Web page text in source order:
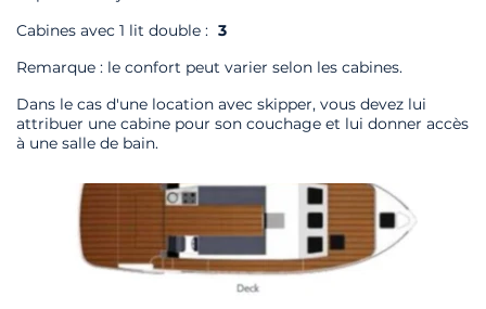
Cabines avec 1 lit double : 3
Remarque : le confort peut varier selon les cabines.
Dans le cas d'une location avec skipper, vous devez lui
attribuer une cabine pour son couchage et lui donner accès
à une salle de bain.